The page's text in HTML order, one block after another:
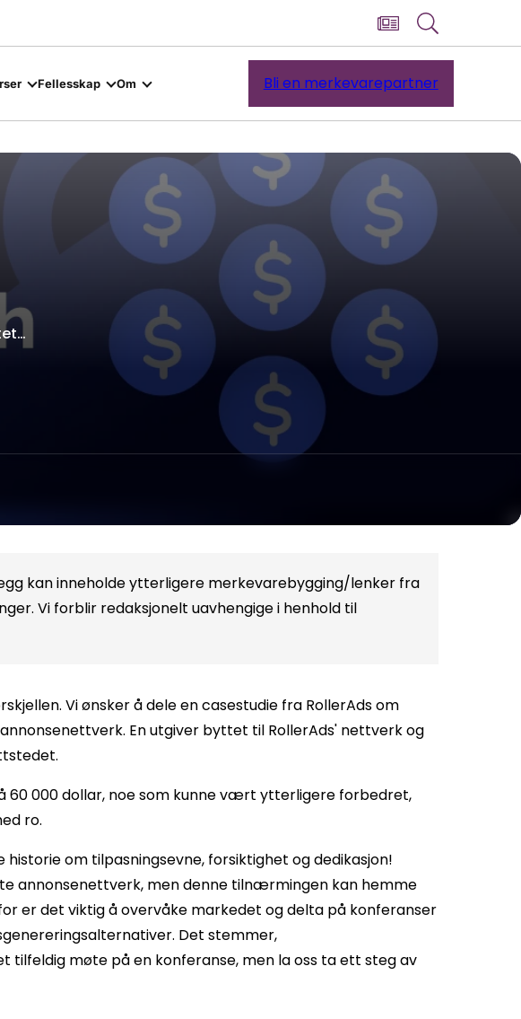
Fellesskap Om Bli en merkevarepartner
kan inneholde ytterligere merkevarebygging/lenker fra
Vi forblir redaksjonelt uavhengige i henhold til
Vi ønsker å dele en casestudie fra RollerAds om
En utgiver byttet til RollerAds' nettverk og
60 000 dollar, noe som kunne vært ytterligere forbedret,
ro.
om tilpasningsevne, forsiktighet og dedikasjon!
annonsenettverk, men denne tilnærmingen kan hemme
er det viktig å overvåke markedet og delta på konferanser
Det stemmer,
tilfeldig møte på en konferanse, men la oss ta ett steg av